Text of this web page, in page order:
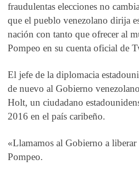
fraudulentas elecciones no
que el pueblo venezolano dirija
nación con tanto que ofrecer al
Pompeo en su cuenta oficial de
El jefe de la diplomacia
de nuevo al Gobierno
Holt, un ciudadano
2016 en el país caribeño.
«Llamamos al Gobierno a
Pompeo.